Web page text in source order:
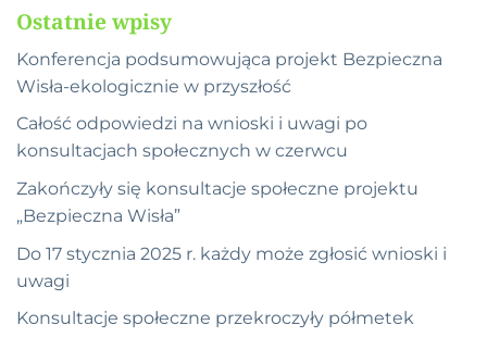
Ostatnie wpisy
Konferencja podsumowująca projekt Bezpieczna
Wisła-ekologicznie w przyszłość
Całość odpowiedzi na wnioski i uwagi po
konsultacjach społecznych w czerwcu
Zakończyły się konsultacje społeczne projektu
„Bezpieczna Wisła”
Do 17 stycznia 2025 r. każdy może zgłosić wnioski i
uwagi
Konsultacje społeczne przekroczyły półmetek